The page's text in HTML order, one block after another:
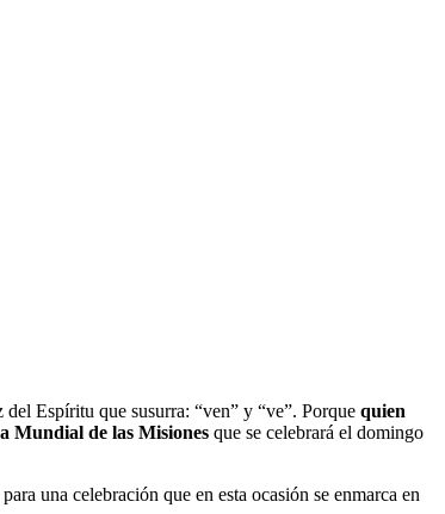
Espíritu que susurra: “ven” y “ve”. Porque quien
Mundial de las Misiones que se celebrará el domingo
una celebración que en esta ocasión se enmarca en